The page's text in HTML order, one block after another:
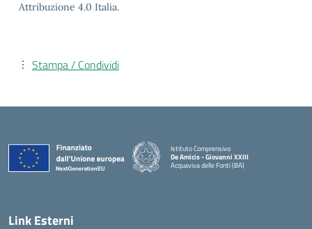
Attribuzione 4.0 Italia.
Stampa / Condividi
Istituto Comprensivo
De Amicis - Giovanni XXIII
Acquaviva delle Fonti (BA)
— Visita la pagina iniziale della scuola
Link Esterni